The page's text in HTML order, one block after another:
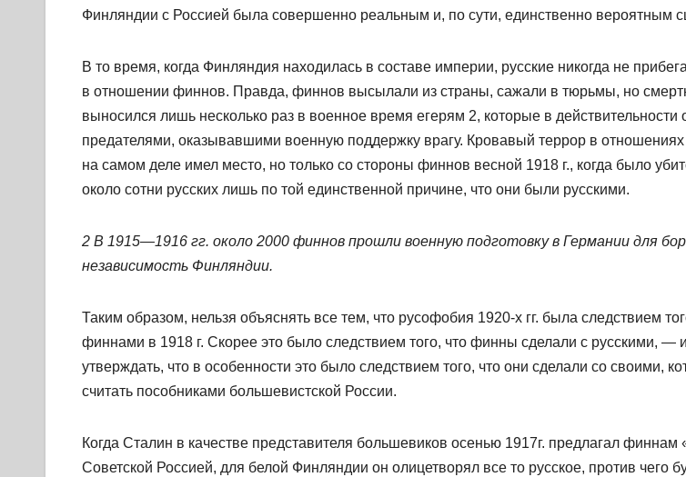
Финляндии с Россией была совершенно реальным и, по сути, единственно вероятным
В то время, когда Финляндия находилась в составе империи, русские никогда не
в отношении финнов. Правда, финнов высылали из страны, сажали в тюрьмы, но
выносился лишь несколько раз в военное время егерям 2, которые в
предателями, оказывавшими военную поддержку врагу. Кровавый террор в
на самом деле имел место, но только со стороны финнов весной 1918 г., когда было
около сотни русских лишь по той единственной причине, что они были русскими.
2 В 1915—1916 гг. около 2000 финнов прошли военную подготовку в Германии для
независимость Финляндии.
Таким образом, нельзя объяснять все тем, что русофобия 1920-х гг. была следствием
финнами в 1918 г. Скорее это было следствием того, что финны сделали с русскими, —
утверждать, что в особенности это было следствием того, что они сделали со своими,
считать пособниками большевистской России.
Когда Сталин в качестве представителя большевиков осенью 1917г. предлагал финнам
Советской Россией, для белой Финляндии он олицетворял все то русское, против чего